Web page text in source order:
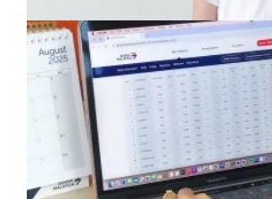
Anak Mampu Menguasai Dua
Bahasa: Kelebihan Yang